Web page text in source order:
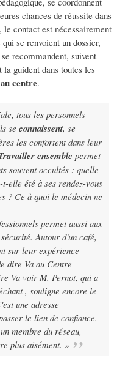
chances de réussite dans
le contact est nécessairement
se renvoient un dossier,
recommandent, suivent
guident dans toutes les
centre.
tous les personnels
se connaissent, se
les confortent dans leur
ravailler ensemble permet
souvent occultés : quelle
elle été à ses rendez-vous
? Ce à quoi le médecin ne
permet aussi aux
Autour d'un café,
sur leur expérience
dire Va au Centre
Va voir M. Pernot, qui a
, souligne encore le
une adresse
le lien de confiance.
membre du réseau,
plus aisément. »